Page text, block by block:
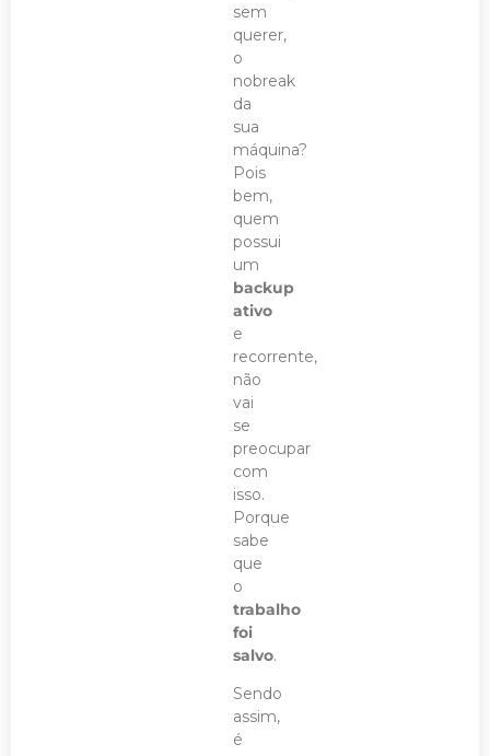
sem
querer,
o
nobreak
da
sua
máquina?
Pois
bem,
quem
possui
um
backup
ativo
e
recorrente,
não
vai
se
preocupar
com
isso.
Porque
sabe
que
o
trabalho
foi
salvo.
Sendo
assim,
é